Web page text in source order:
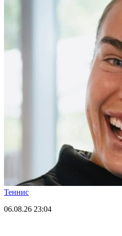
Теннис
06.08.26 23:04